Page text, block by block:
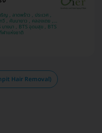
ย่าน , BTS สนามกีฬาแห่งชาติ
Hair Removal)